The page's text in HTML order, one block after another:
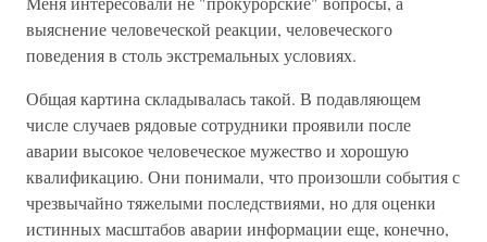
выяснение человеческой реакции, человеческого
поведения в столь экстремальных условиях.
Общая картина складывалась такой. В подавляющем
числе случаев рядовые сотрудники проявили после
аварии высокое человеческое мужество и хорошую
квалификацию. Они понимали, что произошли события с
чрезвычайно тяжелыми последствиями, но для оценки
истинных масштабов аварии информации еще, конечно,